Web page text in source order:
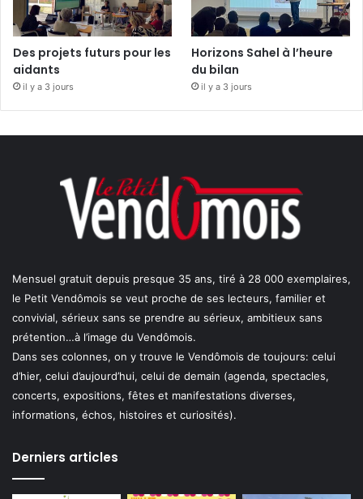
Des projets futurs pour les
aidants
il y a 3 jours
Horizons Sahel à l’heure
du bilan
il y a 3 jours
Mensuel gratuit depuis presque 35 ans, tiré à 28 000 exemplaires,
le Petit Vendômois se veut proche de ses lecteurs, familier et
convivial, sérieux sans se prendre au sérieux, ambitieux sans
prétention…à l’image du Vendômois.
Dans ses colonnes, on y trouve le Vendômois de toujours: celui
d’hier, celui d’aujourd’hui, celui de demain (agenda, spectacles,
concerts, expositions, fêtes et manifestations diverses,
informations, échos, histoires et curiosités).
Derniers articles